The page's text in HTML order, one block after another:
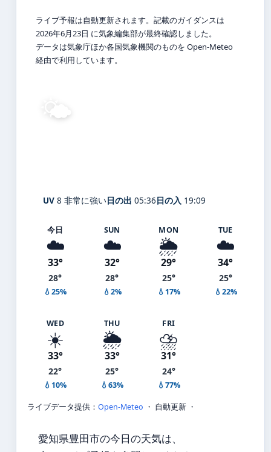
ライブ予報は自動更新されます。記載のガイダンスは
2026年6月23日 に気象編集部が最終確認しました。
データは気象庁ほか各国気象機関のものを Open-Meteo
経由で利用しています。
🌤️
UV 8 非常に強い日の出 05:36日の入 19:09
今日
☁️
33°
28°
💧25%
SUN
☁️
32°
28°
💧2%
MON
🌦️
29°
25°
💧17%
TUE
☁️
34°
25°
💧22%
WED
☀️
33°
22°
💧10%
THU
🌦️
33°
25°
💧63%
FRI
⛈️
31°
24°
💧77%
ライブデータ提供： Open-Meteo ・ 自動更新 ・
愛知県豊田市の今日の天気は、